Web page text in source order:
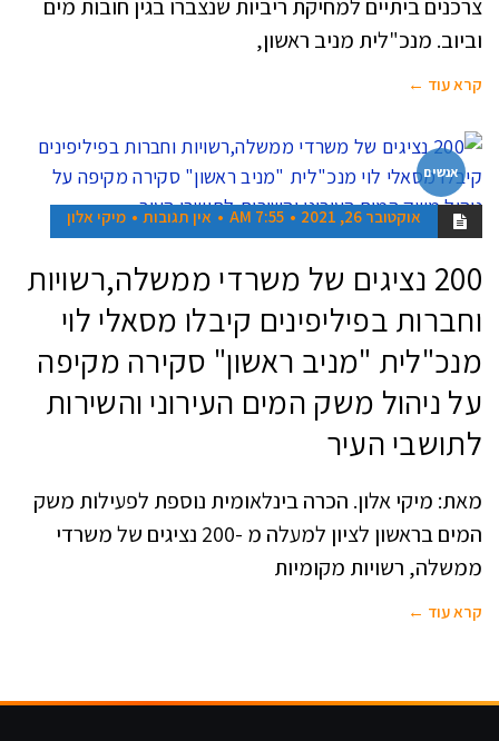
צרכנים ביתיים למחיקת ריביות שנצברו בגין חובות מים
וביוב. מנכ"לית מניב ראשון,
קרא עוד ←
אנשים
אוקטובר 26, 2021 7:55 AM אין תגובות מיקי אלון
200 נציגים של משרדי ממשלה,רשויות
וחברות בפיליפינים קיבלו מסאלי לוי
מנכ"לית "מניב ראשון" סקירה מקיפה
על ניהול משק המים העירוני והשירות
לתושבי העיר
מאת: מיקי אלון. הכרה בינלאומית נוספת לפעילות משק
המים בראשון לציון למעלה מ -200 נציגים של משרדי
ממשלה, רשויות מקומיות
קרא עוד ←